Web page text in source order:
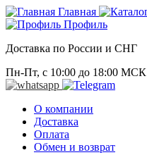
Главная
Профиль
Доставка по России и СНГ
Пн-Пт, с 10:00 до 18:00 МСК
О компании
Доставка
Оплата
Обмен и возврат